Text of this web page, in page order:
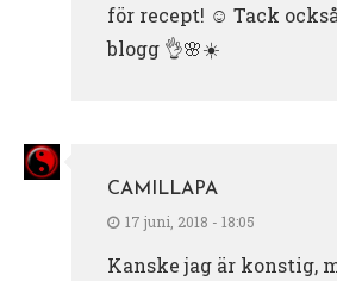
för recept! ☺️ Tack
blogg 👌🌸☀️
CAMILLAPA
17 juni, 2018 - 18:05
Kanske jag är konstig,